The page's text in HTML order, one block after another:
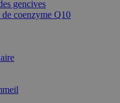
gencives
de coenzyme Q10